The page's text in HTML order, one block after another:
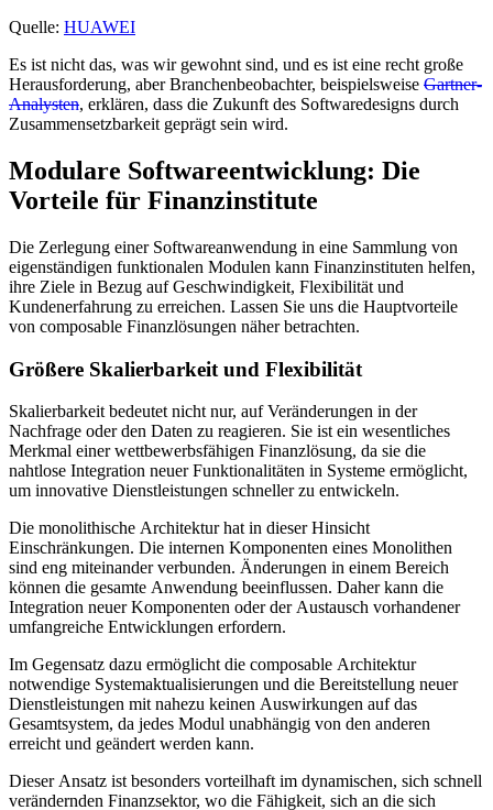
Quelle: HUAWEI
Es ist nicht das, was wir gewohnt sind, und es ist eine recht große
Herausforderung, aber Branchenbeobachter, beispielsweise Gartner-
Analysten, erklären, dass die Zukunft des Softwaredesigns durch
Zusammensetzbarkeit geprägt sein wird.
Modulare Softwareentwicklung: Die
Vorteile für Finanzinstitute
Die Zerlegung einer Softwareanwendung in eine Sammlung von
eigenständigen funktionalen Modulen kann Finanzinstituten helfen,
ihre Ziele in Bezug auf Geschwindigkeit, Flexibilität und
Kundenerfahrung zu erreichen. Lassen Sie uns die Hauptvorteile
von composable Finanzlösungen näher betrachten.
Größere Skalierbarkeit und Flexibilität
Skalierbarkeit bedeutet nicht nur, auf Veränderungen in der
Nachfrage oder den Daten zu reagieren. Sie ist ein wesentliches
Merkmal einer wettbewerbsfähigen Finanzlösung, da sie die
nahtlose Integration neuer Funktionalitäten in Systeme ermöglicht,
um innovative Dienstleistungen schneller zu entwickeln.
Die monolithische Architektur hat in dieser Hinsicht
Einschränkungen. Die internen Komponenten eines Monolithen
sind eng miteinander verbunden. Änderungen in einem Bereich
können die gesamte Anwendung beeinflussen. Daher kann die
Integration neuer Komponenten oder der Austausch vorhandener
umfangreiche Entwicklungen erfordern.
Im Gegensatz dazu ermöglicht die composable Architektur
notwendige Systemaktualisierungen und die Bereitstellung neuer
Dienstleistungen mit nahezu keinen Auswirkungen auf das
Gesamtsystem, da jedes Modul unabhängig von den anderen
erreicht und geändert werden kann.
Dieser Ansatz ist besonders vorteilhaft im dynamischen, sich schnell
verändernden Finanzsektor, wo die Fähigkeit, sich an die sich